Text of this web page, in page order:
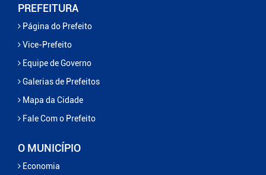
PREFEITURA
Página do Prefeito
Vice-Prefeito
Equipe de Governo
Galerias de Prefeitos
Mapa da Cidade
Fale Com o Prefeito
O MUNICÍPIO
Economia